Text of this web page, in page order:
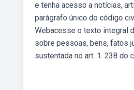
e tenha acesso a notícias,
parágrafo único do código
Webacesse o texto integral
sobre pessoas, bens, fatos
sustentada no art. 1. 238 do